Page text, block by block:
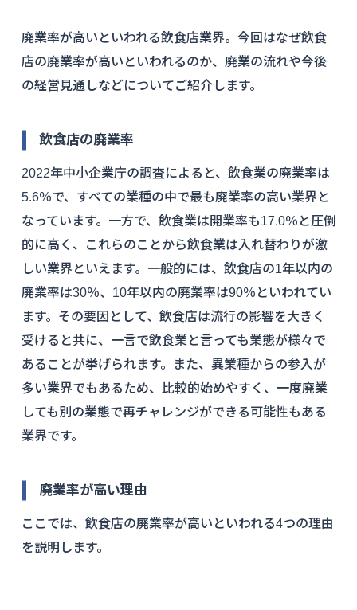
廃業率が高いといわれる飲食店業界。今回はなぜ飲食
店の廃業率が高いといわれるのか、廃業の流れや今後
の経営見通しなどについてご紹介します。
飲食店の廃業率
2022年中小企業庁の調査によると、飲食業の廃業率は
5.6％で、すべての業種の中で最も廃業率の高い業界と
なっています。一方で、飲食業は開業率も17.0％と圧倒
的に高く、これらのことから飲食業は入れ替わりが激
しい業界といえます。一般的には、飲食店の1年以内の
廃業率は30％、10年以内の廃業率は90％といわれてい
ます。その要因として、飲食店は流行の影響を大きく
受けると共に、一言で飲食業と言っても業態が様々で
あることが挙げられます。また、異業種からの参入が
多い業界でもあるため、比較的始めやすく、一度廃業
しても別の業態で再チャレンジができる可能性もある
業界です。
廃業率が高い理由
ここでは、飲食店の廃業率が高いといわれる4つの理由
を説明します。